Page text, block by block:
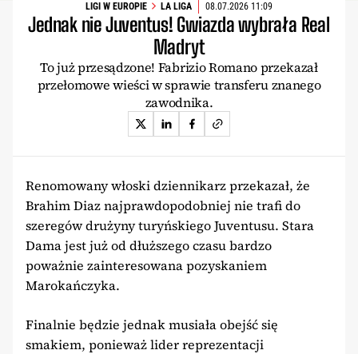
LIGI W EUROPIE LA LIGA 08.07.2026 11:09
Jednak nie Juventus! Gwiazda wybrała Real
Madryt
To już przesądzone! Fabrizio Romano przekazał
przełomowe wieści w sprawie transferu znanego
zawodnika.
Renomowany włoski dziennikarz przekazał, że
Brahim Diaz najprawdopodobniej nie trafi do
szeregów drużyny turyńskiego Juventusu. Stara
Dama jest już od dłuższego czasu bardzo
poważnie zainteresowana pozyskaniem
Marokańczyka.
Finalnie będzie jednak musiała obejść się
smakiem, ponieważ lider reprezentacji